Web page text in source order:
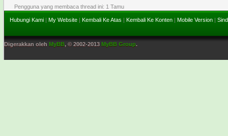
Pengguna yang membaca thread ini: 1 Tamu
Hubungi Kami | My Website | Kembali Ke Atas | Kembali Ke Konten | Mobile Version |
Digerakkan oleh MyBB, © 2002-2013 MyBB Group.